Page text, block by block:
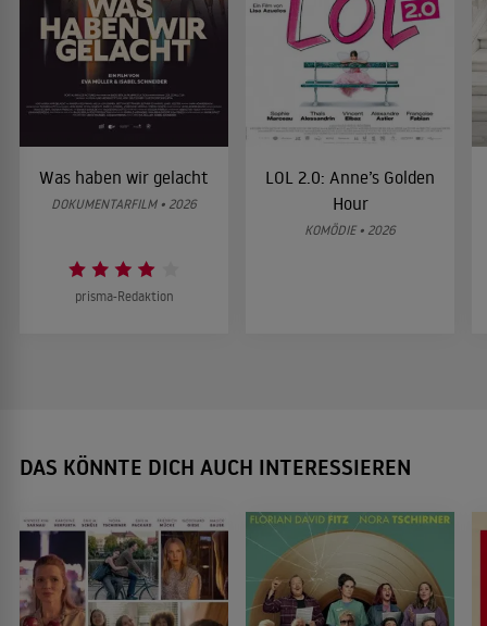
Was haben wir gelacht
DOKUMENTARFILM • 2026
prisma-Redaktion
LOL 2.0: Anne’s Golden
Hour
KOMÖDIE • 2026
DAS KÖNNTE DICH AUCH INTERESSIEREN